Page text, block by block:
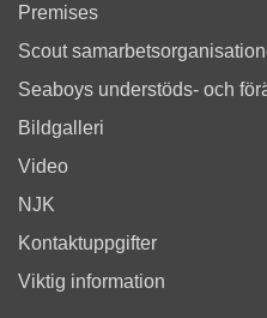
Premises
Scout
Seaboys understöds- och
Bildgalleri
Video
NJK
Kontaktuppgifter
Viktig information